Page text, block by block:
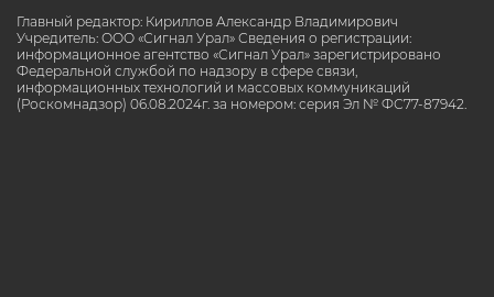
Главный редактор: Кириллов Александр Владимирович
Учредитель: ООО «Сигнал Урал» Сведения о регистрации:
информационное агентство «Сигнал Урал» зарегистрировано
Федеральной службой по надзору в сфере связи,
информационных технологий и массовых коммуникаций
(Роскомнадзор) 06.08.2024г. за номером: серия Эл № ФС77-87942.